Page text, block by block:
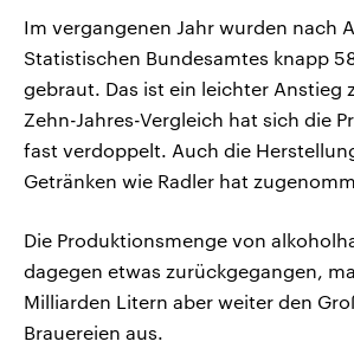
Im vergangenen Jahr wurden nach
Statistischen Bundesamtes knapp
gebraut. Das ist ein leichter Anstieg
Zehn-Jahres-Vergleich hat sich die
fast verdoppelt. Auch die
Getränken wie Radler hat
Die Produktionsmenge von
dagegen etwas zurückgegangen,
Milliarden Litern aber weiter den
Brauereien aus.